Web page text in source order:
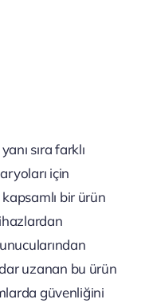
sıra farklı
için
bir ürün
uzanan bu ürün
güvenliğini